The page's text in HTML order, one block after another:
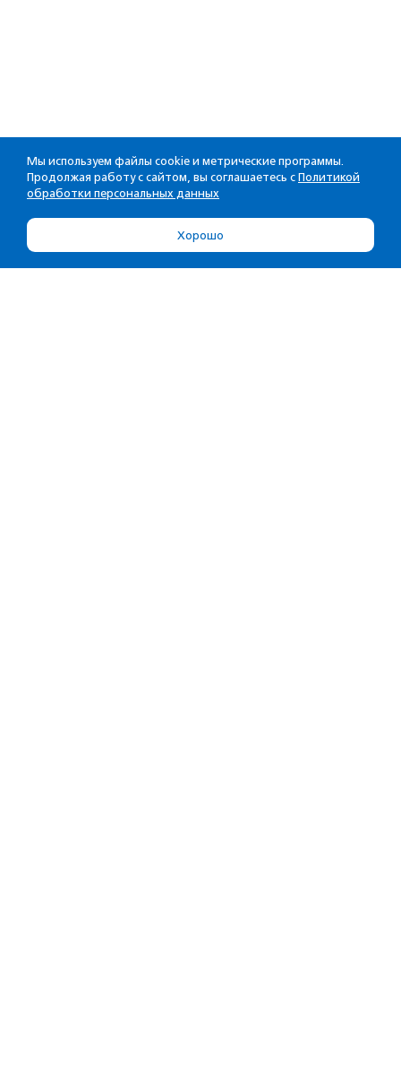
Мы используем файлы cookie и метрические программы.
Продолжая работу с сайтом, вы соглашаетесь с Политикой
обработки персональных данных
Хорошо